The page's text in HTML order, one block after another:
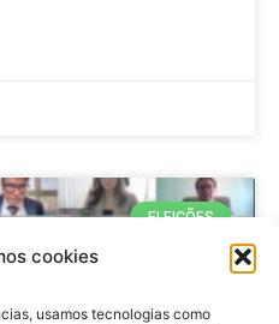
cookies
usamos tecnologias como
ELEIÇÕES